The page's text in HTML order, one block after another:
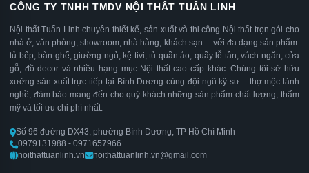
CÔNG TY TNHH TMDV NỘI THẤT TUẤN LINH
Nội thất Tuấn Linh chuyên thiết kế, sản xuất và thi công Nội thất trọn gói cho
nhà ở, văn phòng, showroom, nhà hàng, khách sạn… với đa dạng sản phẩm:
tủ bếp, bàn ghế, giường ngủ, kệ tivi, tủ quần áo, quầy lễ tân, vách ngăn, cửa
gỗ, đồ decor và nhiều hạng mục Nội thất cao cấp khác. Chúng tôi sở hữu
xưởng sản xuất trực tiếp tại Bình Dương cùng đội ngũ kỹ sư – thợ mộc lành
nghề, đảm bảo mang đến cho quý khách những sản phẩm chất lượng, thẩm
mỹ và tối ưu chi phí nhất.
Số 96 đường DX43, phường Bình Dương, TP Hồ Chí Minh
0979131988 - 0971657966
noithattuanlinh.vn
noithattuanlinh.vn@gmail.com